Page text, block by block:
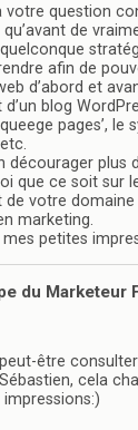
votre question
de
afin de
d’abord et
blog
pages’, le
décourager plus
que ce soit sur
de votre
marketing.
mes petites
du Marketeur
être
cela